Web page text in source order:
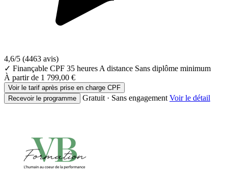
4,6/5 (4463 avis)
✓ Finançable CPF 35 heures A distance Sans diplôme minimum
À partir de 1 799,00 €
Voir le tarif après prise en charge CPF
Recevoir le programme
Gratuit · Sans engagement Voir le détail